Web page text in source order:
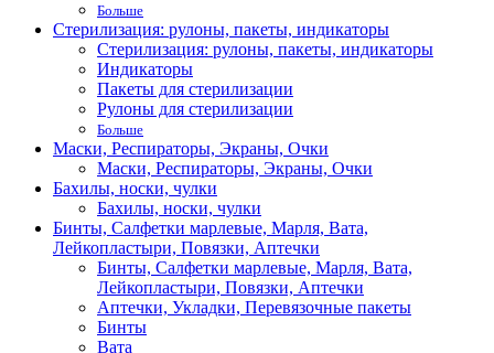
Больше
Стерилизация: рулоны, пакеты, индикаторы
Стерилизация: рулоны, пакеты, индикаторы
Индикаторы
Пакеты для стерилизации
Рулоны для стерилизации
Больше
Маски, Респираторы, Экраны, Очки
Маски, Респираторы, Экраны, Очки
Бахилы, носки, чулки
Бахилы, носки, чулки
Бинты, Салфетки марлевые, Марля, Вата,
Лейкопластыри, Повязки, Аптечки
Бинты, Салфетки марлевые, Марля, Вата,
Лейкопластыри, Повязки, Аптечки
Аптечки, Укладки, Перевязочные пакеты
Бинты
Вата